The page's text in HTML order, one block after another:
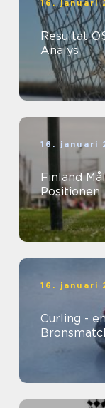
16. januari
Resultat
Analys
16. januari
Finland
Positionen
16. januari
Curling -